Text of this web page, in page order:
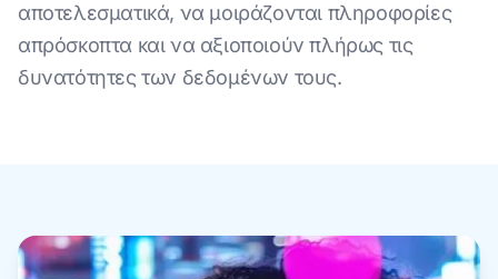
αποτελεσματικά, να μοιράζονται πληροφορίες
απρόσκοπτα και να αξιοποιούν πλήρως τις
δυνατότητες των δεδομένων τους.